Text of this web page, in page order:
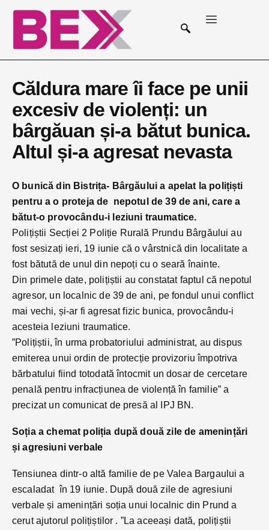
Căldura mare îi face pe unii
excesiv de violenți: un
bârgăuan și-a bătut bunica.
Altul și-a agresat nevasta
O bunică din Bistrița- Bârgăului a apelat la polițiști
pentru a o proteja de nepotul de 39 de ani, care a
bătut-o provocându-i leziuni traumatice.
Polițiștii Secției 2 Poliție Rurală Prundu Bârgăului au
fost sesizați ieri, 19 iunie că o vârstnică din localitate a
fost bătută de unul din nepoți cu o seară înainte.
Din primele date, polițiștii au constatat faptul că nepotul
agresor, un localnic de 39 de ani, pe fondul unui conflict
mai vechi, și-ar fi agresat fizic bunica, provocându-i
acesteia leziuni traumatice.
”Polițiștii, în urma probatoriului administrat, au dispus
emiterea unui ordin de protecție provizoriu împotriva
bărbatului fiind totodată întocmit un dosar de cercetare
penală pentru infracțiunea de violență în familie” a
precizat un comunicat de presă al IPJ BN.
Soția a chemat poliția după două zile de amenințări
și agresiuni verbale
Tensiunea dintr-o altă familie de pe Valea Bargaului a
escaladat în 19 iunie. După două zile de agresiuni
verbale și amenințări soția unui localnic din Prund a
cerut ajutorul polițiștilor . ”La aceeași dată, polițiștii